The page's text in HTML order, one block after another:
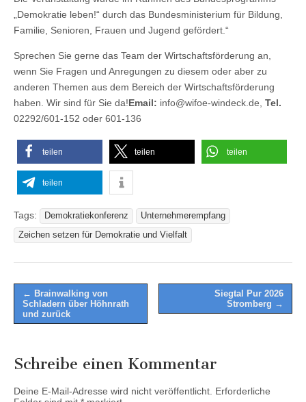
„Demokratie leben!“ durch das Bundesministerium für Bildung,
Familie, Senioren, Frauen und Jugend gefördert.“
Sprechen Sie gerne das Team der Wirtschaftsförderung an,
wenn Sie Fragen und Anregungen zu diesem oder aber zu
anderen Themen aus dem Bereich der Wirtschaftsförderung
haben. Wir sind für Sie da!Email: info@wifoe-windeck.de, Tel.
02292/601-152 oder 601-136
teilen teilen teilen
teilen
Tags: Demokratiekonferenz
Unternehmerempfang
Zeichen setzen für Demokratie und Vielfalt
Post
navigation
← Brainwalking von
Schladern über Höhnrath
und zurück
Siegtal Pur 2026
Stromberg →
Schreibe einen Kommentar
Deine E-Mail-Adresse wird nicht veröffentlicht. Erforderliche